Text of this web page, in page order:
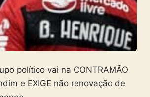
político vai na CONTRAMÃO
e EXIGE não renovação de